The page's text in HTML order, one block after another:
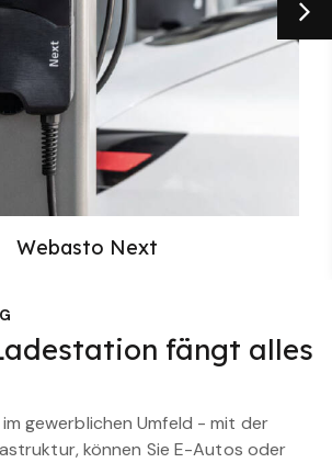
Webasto Next
fängt alles
gewerblichen Umfeld - mit der
können Sie E-Autos oder